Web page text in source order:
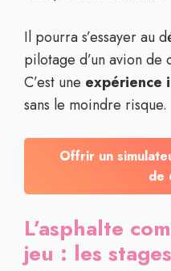
Il pourra s’essayer au
pilotage d’un avion
C’est une expérience
sans le moindre risque.
Offrir un
de
L’asphalte
jeu : les